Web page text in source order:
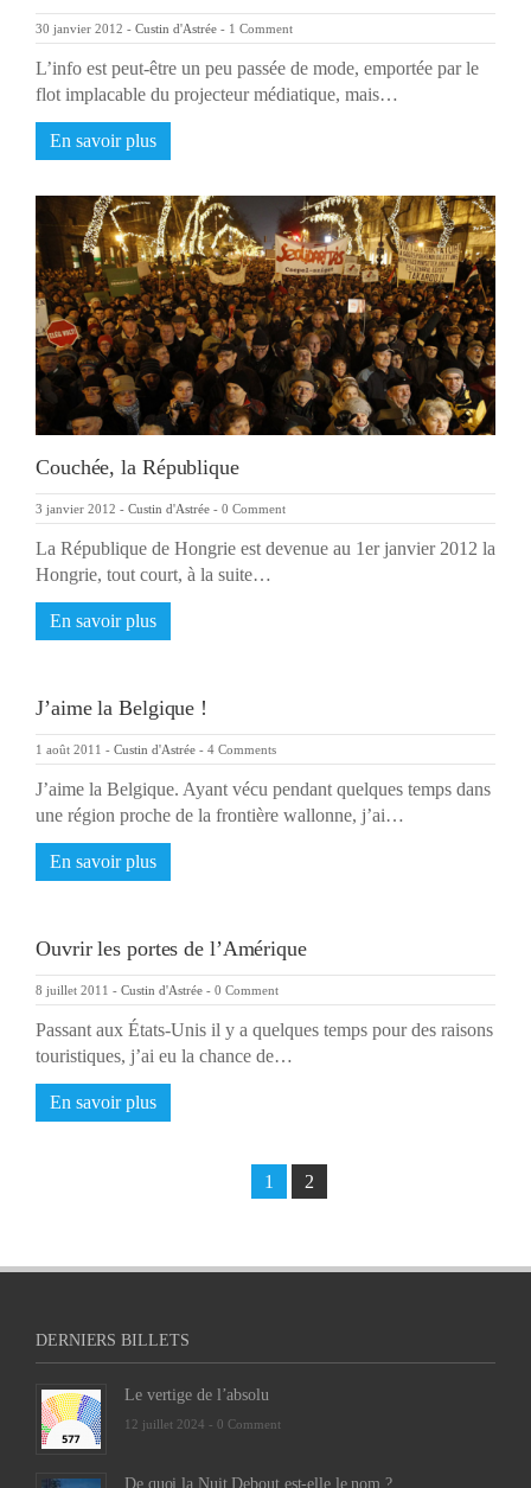
30 janvier 2012 - Custin d'Astrée - 1 Comment
L’info est peut-être un peu passée de mode, emportée par le
flot implacable du projecteur médiatique, mais…
En savoir plus
Couchée, la République
3 janvier 2012 - Custin d'Astrée - 0 Comment
La République de Hongrie est devenue au 1er janvier 2012 la
Hongrie, tout court, à la suite…
En savoir plus
J’aime la Belgique !
1 août 2011 - Custin d'Astrée - 4 Comments
J’aime la Belgique. Ayant vécu pendant quelques temps dans
une région proche de la frontière wallonne, j’ai…
En savoir plus
Ouvrir les portes de l’Amérique
8 juillet 2011 - Custin d'Astrée - 0 Comment
Passant aux États-Unis il y a quelques temps pour des raisons
touristiques, j’ai eu la chance de…
En savoir plus
1 2
DERNIERS BILLETS
Le vertige de l’absolu
12 juillet 2024 - 0 Comment
De quoi la Nuit Debout est-elle le nom ?